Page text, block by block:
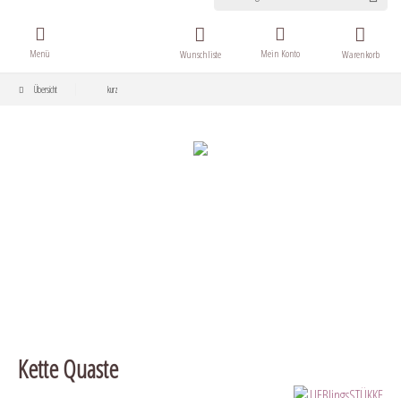
Warenkorb
Wunschliste Mein Konto
Menü
Übersicht kurz
Kette Quaste